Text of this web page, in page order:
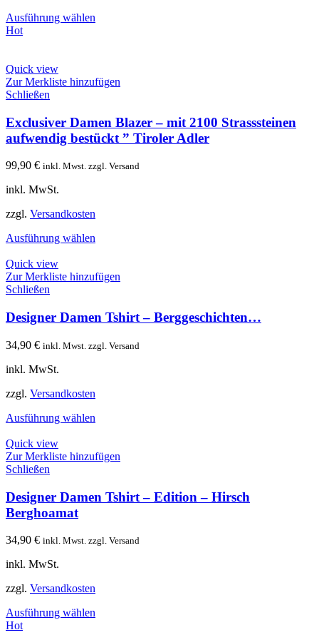
Ausführung wählen
Hot
Quick view
Zur Merkliste hinzufügen
Schließen
Exclusiver Damen Blazer – mit 2100 Strasssteinen
aufwendig bestückt ” Tiroler Adler
99,90 € inkl. Mwst. zzgl. Versand
inkl. MwSt.
zzgl. Versandkosten
Ausführung wählen
Quick view
Zur Merkliste hinzufügen
Schließen
Designer Damen Tshirt – Berggeschichten…
34,90 € inkl. Mwst. zzgl. Versand
inkl. MwSt.
zzgl. Versandkosten
Ausführung wählen
Quick view
Zur Merkliste hinzufügen
Schließen
Designer Damen Tshirt – Edition – Hirsch
Berghoamat
34,90 € inkl. Mwst. zzgl. Versand
inkl. MwSt.
zzgl. Versandkosten
Ausführung wählen
Hot